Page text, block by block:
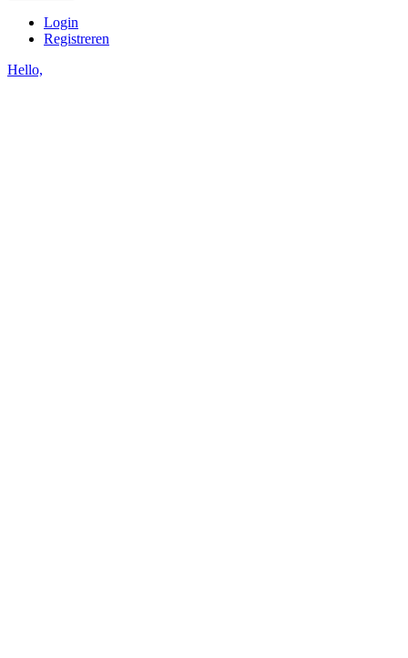
Login
Registreren
Hello,